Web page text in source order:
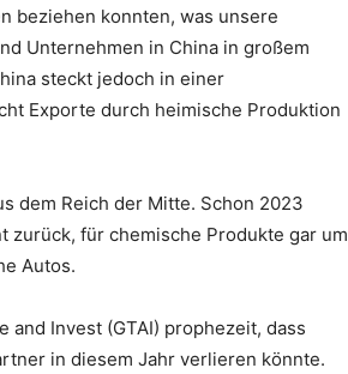
beziehen konnten, was unsere
Unternehmen in China in großem
steckt jedoch in einer
Exporte durch heimische Produktion
dem Reich der Mitte. Schon 2023
zurück, für chemische Produkte gar um
Autos.
and Invest (GTAI) prophezeit, dass
in diesem Jahr verlieren könnte.